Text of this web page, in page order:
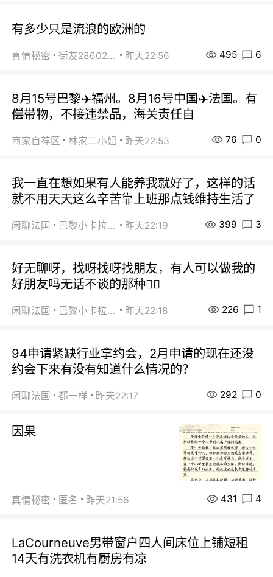
有多少只是流浪的欧洲的
真情秘密 街友28602925 昨天22:56 495 6
8月15号巴黎✈️福州。8月16号中国✈️法国。有
偿带物，不接违禁品，海关责任自
商家自荐区 林家二小姐 昨天22:53 76 0
我一直在想如果有人能养我就好了，这样的话
就不用天天这么辛苦靠上班那点钱维持生活了
闲聊法国 巴黎小卡拉咪 昨天22:19 399 3
好无聊呀，找呀找呀找朋友，有人可以做我的
好朋友吗无话不谈的那种😮‍💨
闲聊法国 巴黎小卡拉咪 昨天22:18 226 1
94申请紧缺行业拿约会，2月申请的现在还没
约会下来有没有知道什么情况的？
闲聊法国 都一样 昨天22:17 292 0
因果
真情秘密 匿名 昨天21:56 431 4
LaCourneuve男带窗户四人间床位上铺短租
14天有洗衣机有厨房有凉